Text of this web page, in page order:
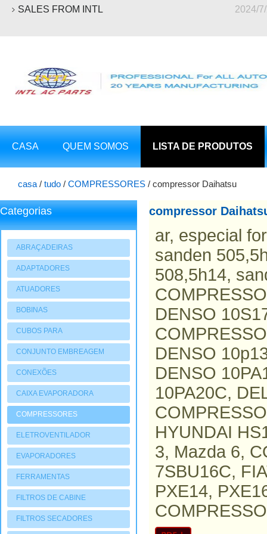
SALES FROM INTL 2024/
CASA QUEM SOMOS LISTA DE PRODUTOS
casa / tudo / COMPRESSORES / compressor Daihatsu
Categorias
ABRAÇADEIRAS
ADAPTADORES
ATUADORES
PNEUMATIOCOS
BOBINAS
CUBOS PARA
COMPRESSORES
CONJUNTO EMBREAGEM
CONEXÕES
CAIXA EVAPORADORA
COMPRESSORES
ELETROVENTILADOR
EVAPORADORES
FERRAMENTAS
FILTROS DE CABINE
FILTROS SECADORES
compressor
ar, especial
sanden
508,5h14,
DENSO
DENSO
DENSO
10PA20C,
HYUNDAI
3, Mazda 6,
7SBU16C,
PXE14,